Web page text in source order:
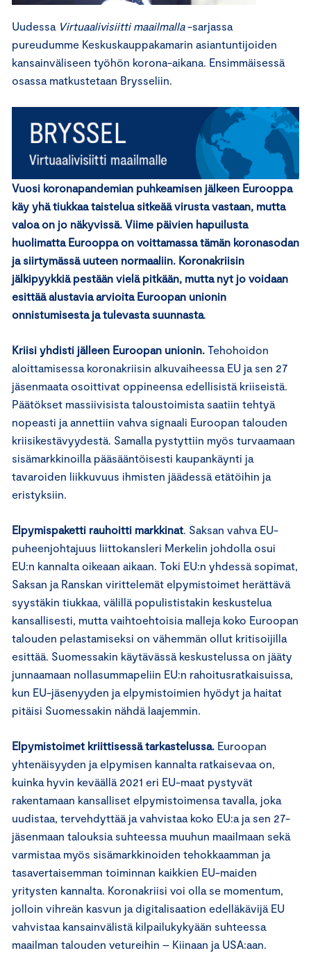
Uudessa Virtuaalivisiitti maailmalla-sarjassa
pureudumme Keskuskauppakamarin asiantuntijoiden
kansainväliseen työhön korona-aikana. Ensimmäisessä
osassa matkustetaan Brysseliin.
Vuosi koronapandemian puhkeamisen jälkeen Eurooppa
käy yhä tiukkaa taistelua sitkeää virusta vastaan, mutta
valoa on jo näkyvissä. Viime päivien hapuilusta
huolimatta Eurooppa on voittamassa tämän koronasodan
ja siirtymässä uuteen normaaliin. Koronakriisin
jälkipyykkiä pestään vielä pitkään, mutta nyt jo voidaan
esittää alustavia arvioita Euroopan unionin
onnistumisesta ja tulevasta suunnasta
Kriisi yhdisti jälleen Euroopan unionin. Tehohoidon
aloittamisessa koronakriisin alkuvaiheessa EU ja sen 27
jäsenmaata osoittivat oppineensa edellisistä kriiseistä.
Päätökset massiivisista taloustoimista saatiin tehtyä
nopeasti ja annettiin vahva signaali Euroopan talouden
kriisikestävyydestä. Samalla pystyttiin myös turvaamaan
sisämarkkinoilla pääsääntöisesti kaupankäynti ja
tavaroiden liikkuvuus ihmisten jäädessä etätöihin ja
eristyksiin.
Elpymispaketti rauhoitti markkinat . Saksan vahva EU-
puheenjohtajuus liittokansleri Merkelin johdolla osui
EU:n kannalta oikeaan aikaan. Toki EU:n yhdessä sopimat,
Saksan ja Ranskan virittelemät elpymistoimet herättävä
syystäkin tiukkaa, välillä populististakin keskustelua
kansallisesti, mutta vaihtoehtoisia malleja koko Euroopan
talouden pelastamiseksi on vähemmän ollut kritisoijilla
esittää. Suomessakin käytävässä keskustelussa on jääty
junnaamaan nollasummapeliin EU:n rahoitusratkaisuissa,
kun EU-jäsenyyden ja elpymistoimien hyödyt ja haitat
pitäisi Suomessakin nähdä laajemmin.
Elpymistoimet kriittisessä tarkastelussa. Euroopan
yhtenäisyyden ja elpymisen kannalta ratkaisevaa on,
kuinka hyvin keväällä 2021 eri EU-maat pystyvät
rakentamaan kansalliset elpymistoimensa tavalla, joka
uudistaa, tervehdyttää ja vahvistaa koko EU:a ja sen 27-
jäsenmaan talouksia suhteessa muuhun maailmaan sekä
varmistaa myös sisämarkkinoiden tehokkaamman ja
tasavertaisemman toiminnan kaikkien EU-maiden
yritysten kannalta. Koronakriisi voi olla se momentum,
jolloin vihreän kasvun ja digitalisaation edelläkävijä EU
vahvistaa kansainvälistä kilpailukykyään suhteessa
maailman talouden vetureihin – Kiinaan ja USA:aan.